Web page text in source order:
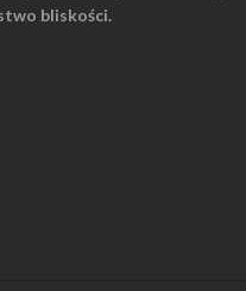
bliskości.